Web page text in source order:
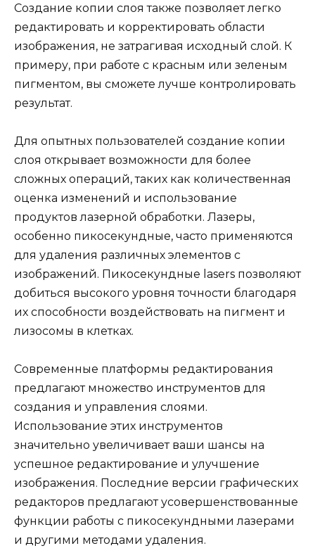
Создание копии слоя также позволяет легко
редактировать и корректировать области
изображения, не затрагивая исходный слой. К
примеру, при работе с красным или зеленым
пигментом, вы сможете лучше контролировать
результат.
Для опытных пользователей создание копии
слоя открывает возможности для более
сложных операций, таких как количественная
оценка изменений и использование
продуктов лазерной обработки. Лазеры,
особенно пикосекундные, часто применяются
для удаления различных элементов с
изображений. Пикосекундные lasers позволяют
добиться высокого уровня точности благодаря
их способности воздействовать на пигмент и
лизосомы в клетках.
Современные платформы редактирования
предлагают множество инструментов для
создания и управления слоями.
Использование этих инструментов
значительно увеличивает ваши шансы на
успешное редактирование и улучшение
изображения. Последние версии графических
редакторов предлагают усовершенствованные
функции работы с пикосекундными лазерами
и другими методами удаления.